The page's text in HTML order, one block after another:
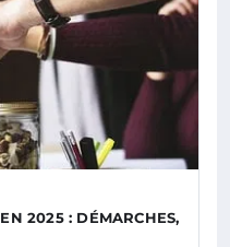
2025 : DÉMARCHES,